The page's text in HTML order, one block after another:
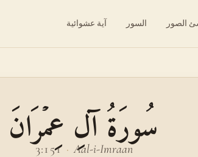
الصور السور آية عشوائية
سُورَةُ آلِ عِمۡرَانَ
Aal-i-Imraan
·
3:151